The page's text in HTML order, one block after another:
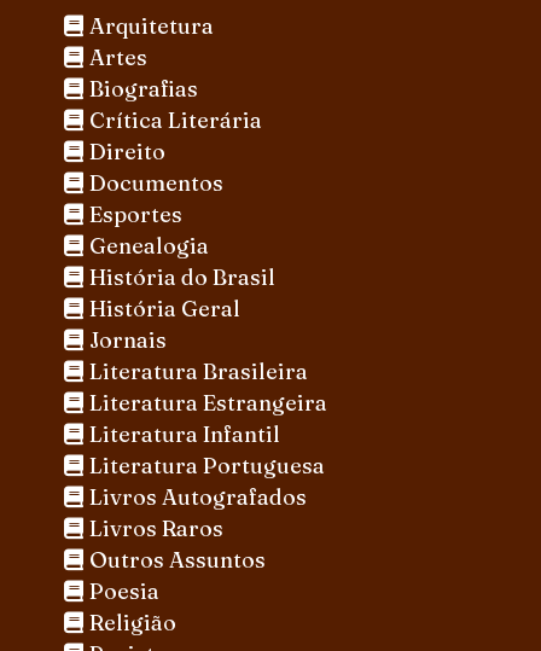
Arquitetura
Artes
Biografias
Crítica Literária
Direito
Documentos
Esportes
Genealogia
História do Brasil
História Geral
Jornais
Literatura Brasileira
Literatura Estrangeira
Literatura Infantil
Literatura Portuguesa
Livros Autografados
Livros Raros
Outros Assuntos
Poesia
Religião